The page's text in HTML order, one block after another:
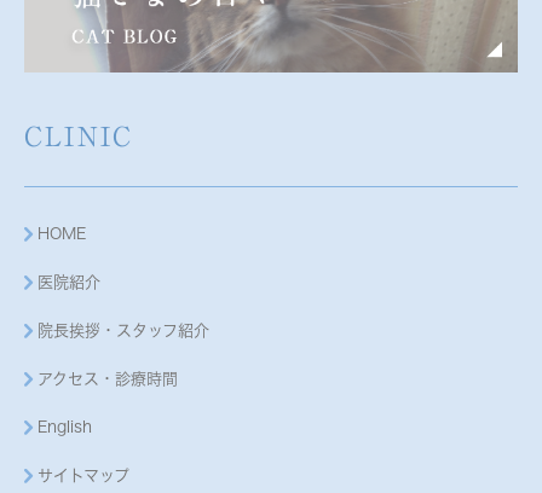
CLINIC
HOME
医院紹介
院長挨拶・スタッフ紹介
アクセス・診療時間
English
サイトマップ